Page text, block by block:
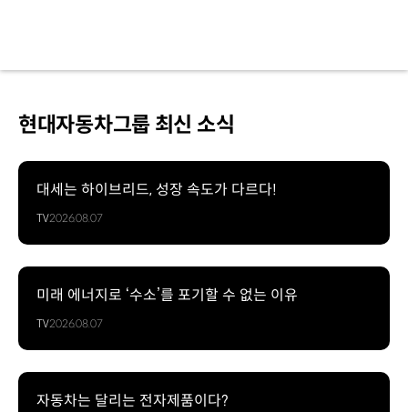
현대자동차그룹 최신 소식
대세는 하이브리드, 성장 속도가 다르다!
TV2026.08.07
미래 에너지로 ‘수소’를 포기할 수 없는 이유
TV2026.08.07
자동차는 달리는 전자제품이다?